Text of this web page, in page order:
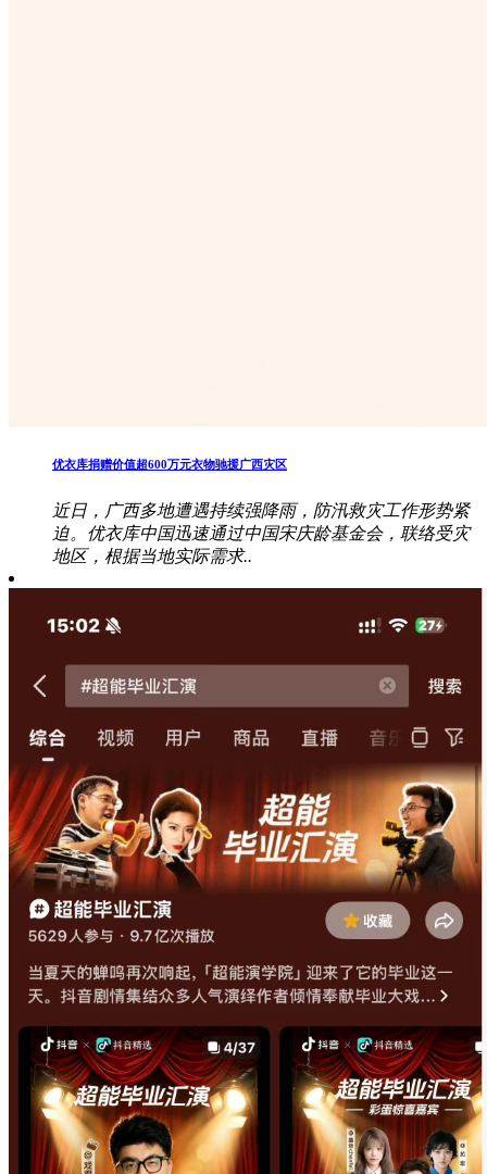
优衣库捐赠价值超600万元衣物驰援广西灾区
近日，广西多地遭遇持续强降雨，防汛救灾工作形势紧
迫。优衣库中国迅速通过中国宋庆龄基金会，联络受灾
地区，根据当地实际需求..